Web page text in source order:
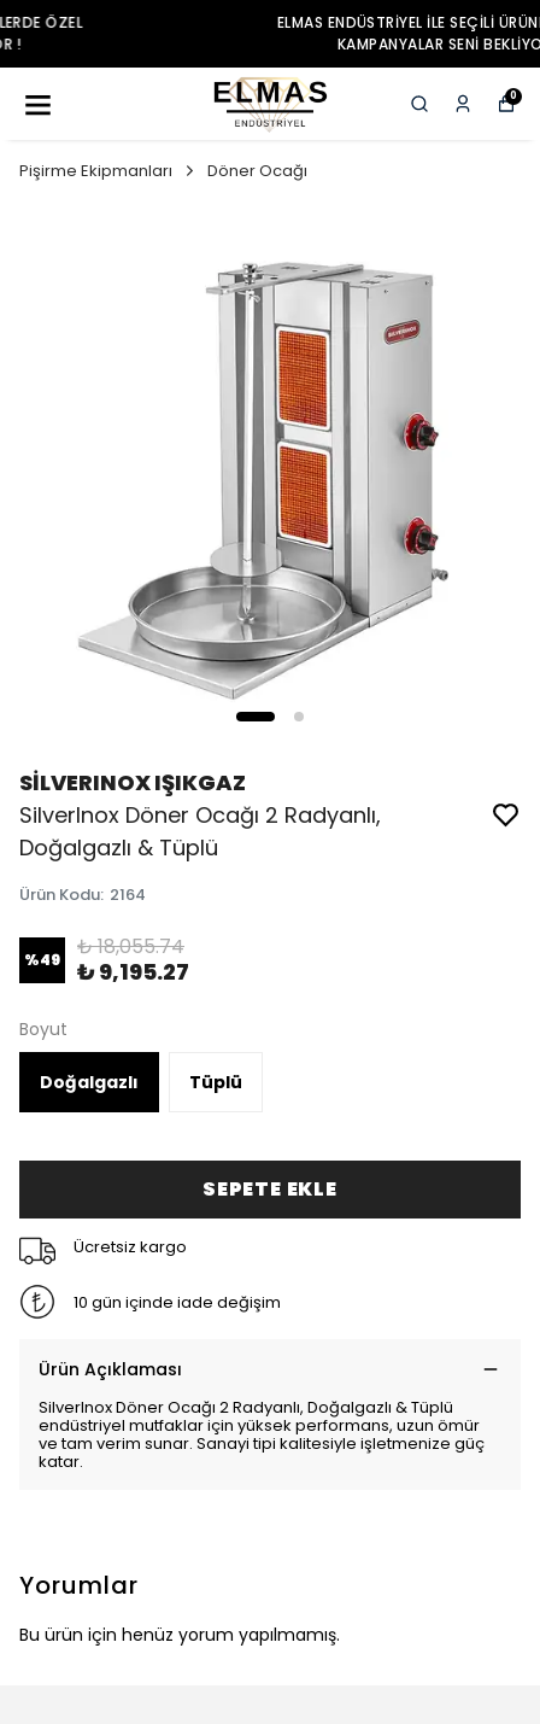
ELMAS ENDÜSTRIYEL ILE SEÇILI ÜRÜNLERDE ÖZEL
KAMPANYALAR SENI BEKLIYOR !
0
Pişirme Ekipmanları Döner Ocağı
SİLVERINOX IŞIKGAZ
SilverInox Döner Ocağı 2 Radyanlı,
Doğalgazlı & Tüplü
Ürün Kodu: 2164
%49 ₺ 18,055.74
₺ 9,195.27
Boyut
Doğalgazlı Tüplü
SEPETE EKLE
Ücretsiz kargo
10 gün içinde iade değişim
Ürün Açıklaması
SilverInox Döner Ocağı 2 Radyanlı, Doğalgazlı & Tüplü
endüstriyel mutfaklar için yüksek performans, uzun ömür
ve tam verim sunar. Sanayi tipi kalitesiyle işletmenize güç
katar.
Yorumlar
Bu ürün için henüz yorum yapılmamış.